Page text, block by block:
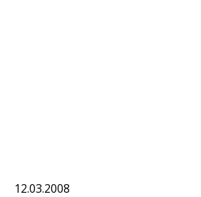
12.03.2008